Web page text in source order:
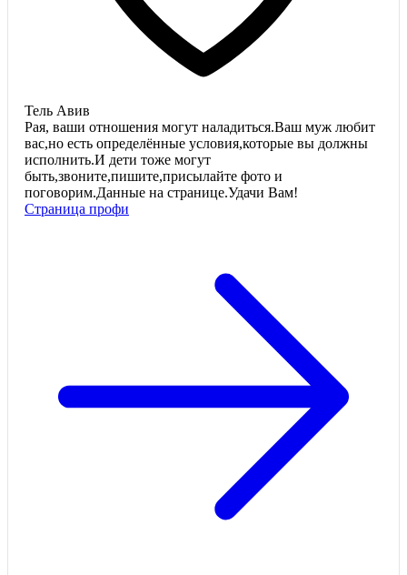
Тель Авив
Рая, ваши отношения могут наладиться.Ваш муж любит
вас,но есть определённые условия,которые вы должны
исполнить.И дети тоже могут
быть,звоните,пишите,присылайте фото и
поговорим.Данные на странице.Удачи Вам!
Страница профи